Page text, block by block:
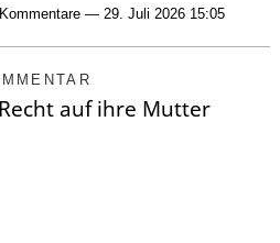
Kommentare — 29. Juli 2026 15:05
auf ihre Mutter